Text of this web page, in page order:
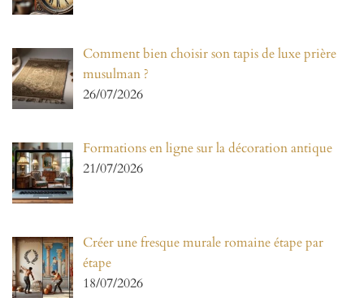
Comment bien choisir son tapis de luxe prière
musulman ?
26/07/2026
Formations en ligne sur la décoration antique
21/07/2026
Créer une fresque murale romaine étape par
étape
18/07/2026